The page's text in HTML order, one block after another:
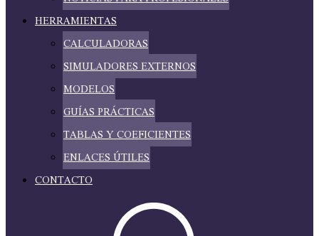
HERRAMIENTAS
CALCULADORAS
SIMULADORES EXTERNOS
MODELOS
GUÍAS PRÁCTICAS
TABLAS Y COEFICIENTES
ENLACES ÚTILES
CONTACTO